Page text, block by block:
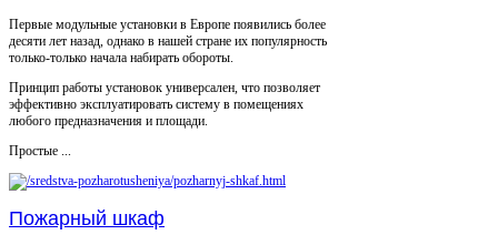
Первые модульные установки в Европе появились более
десяти лет назад, однако в нашей стране их популярность
только-только начала набирать обороты.
Принцип работы установок универсален, что позволяет
эффективно эксплуатировать систему в помещениях
любого предназначения и площади.
Простые ...
Пожарный шкаф